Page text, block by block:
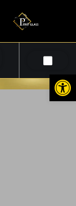
פתח סרגל נגישות